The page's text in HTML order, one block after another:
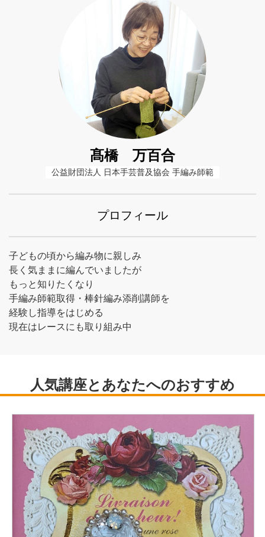
髙橋 万百合
公益財団法人 日本手芸普及協会 手編み師範
プロフィール
子どもの頃から編み物に親しみ
長く気ままに編んでいましたが
もっと知りたくなり
手編み師範取得・棒針編み添削講師を
経験し指導をはじめる
現在はレースにも取り組み中